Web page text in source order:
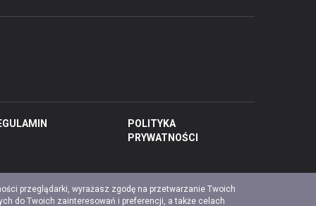
POLITYKA
PRYWATNOŚCI
przeglądarki, wyrażasz zgodę na przetwarzanie Twoich
do Twoich zainteresowań i preferencji, a także celach